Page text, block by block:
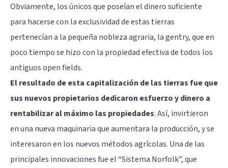
Obviamente, los únicos que poseían el dinero suficiente
para hacerse con la exclusividad de estas tierras
pertenecían a la pequeña nobleza agraria, la gentry, que en
poco tiempo se hizo con la propiedad efectiva de todos los
antiguos open fields.
El resultado de esta capitalización de las tierras fue que
sus nuevos propietarios dedicaron esfuerzo y dinero a
rentabilizar al máximo las propiedades. Así, invirtieron
en una nueva maquinaria que aumentara la producción, y se
interesaron en los nuevos métodos agrícolas. Una de las
principales innovaciones fue el “Sistema Norfolk”, que